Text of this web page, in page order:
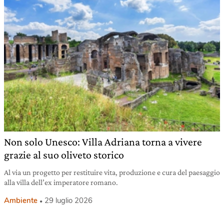
Non solo Unesco: Villa Adriana torna a vivere
grazie al suo oliveto storico
Al via un progetto per restituire vita, produzione e cura del paesaggio
alla villa dell’ex imperatore romano.
Ambiente 29 luglio 2026